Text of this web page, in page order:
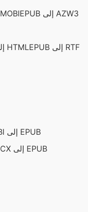
EPUB إلى MOBI
EPUB إلى AZW3
EPUB إلى HTML
EPUB إلى RTF
تحويل MOBI إلى EPUB
DOCX إلى EPUB